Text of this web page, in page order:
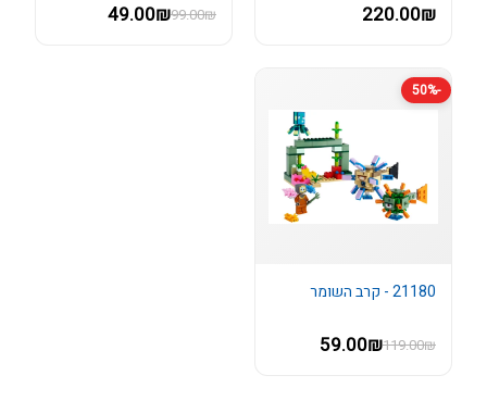
220.00₪
99.00₪
49.00₪
-50%
21180 - קרב השומר
119.00₪
59.00₪